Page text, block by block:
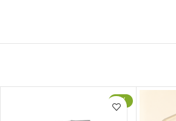
-11%